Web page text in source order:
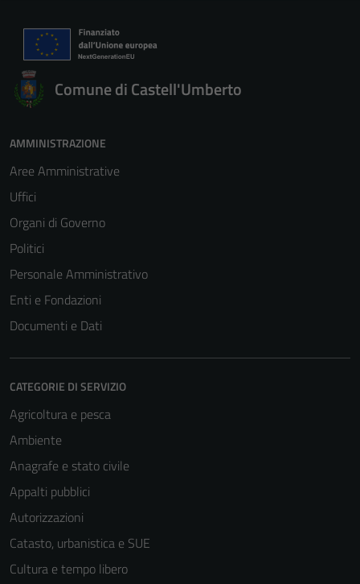
Comune di Castell'Umberto
AMMINISTRAZIONE
Aree Amministrative
Uffici
Organi di Governo
Politici
Personale Amministrativo
Enti e Fondazioni
Documenti e Dati
CATEGORIE DI SERVIZIO
Agricoltura e pesca
Ambiente
Anagrafe e stato civile
Appalti pubblici
Autorizzazioni
Catasto, urbanistica e SUE
Cultura e tempo libero